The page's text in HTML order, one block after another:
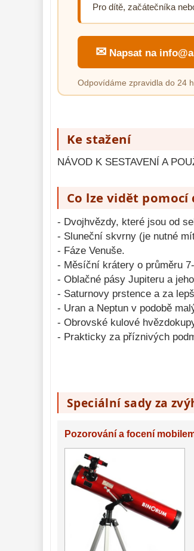
Pro dítě, začátečníka
✉ Napsat na
Odpovídáme zpravidla do 24
Ke stažení
NÁVOD K SESTAVENÍ A
Co lze vidět pomocí
- Dvojhvězdy, které jsou od
- Sluneční skvrny (je nutné
- Fáze Venuše.
- Měsíční krátery o průměru
- Oblačné pásy Jupiteru a
- Saturnovy prstence a za
- Uran a Neptun v podobě
- Obrovské kulové
- Prakticky za příznivých
Speciální sady za
Pozorování a focení